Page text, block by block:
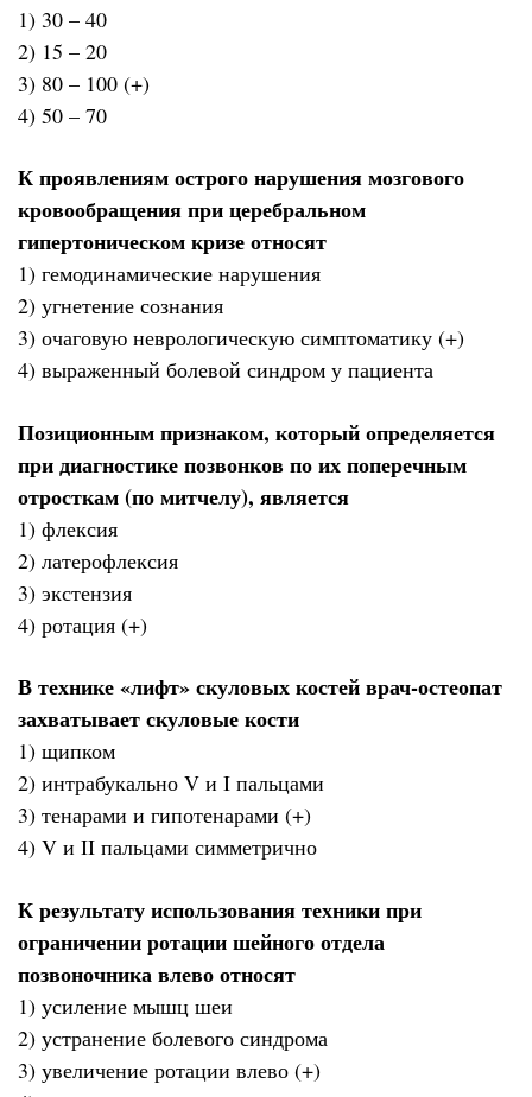
1) 30 – 40
2) 15 – 20
3) 80 – 100 (+)
4) 50 – 70
К проявлениям острого нарушения мозгового
кровообращения при церебральном
гипертоническом кризе относят
1) гемодинамические нарушения
2) угнетение сознания
3) очаговую неврологическую симптоматику (+)
4) выраженный болевой синдром у пациента
Позиционным признаком, который определяется
при диагностике позвонков по их поперечным
отросткам (по митчелу), является
1) флексия
2) латерофлексия
3) экстензия
4) ротация (+)
В технике «лифт» скуловых костей врач-остеопат
захватывает скуловые кости
1) щипком
2) интрабукально V и I пальцами
3) тенарами и гипотенарами (+)
4) V и II пальцами симметрично
К результату использования техники при
ограничении ротации шейного отдела
позвоночника влево относят
1) усиление мышц шеи
2) устранение болевого синдрома
3) увеличение ротации влево (+)